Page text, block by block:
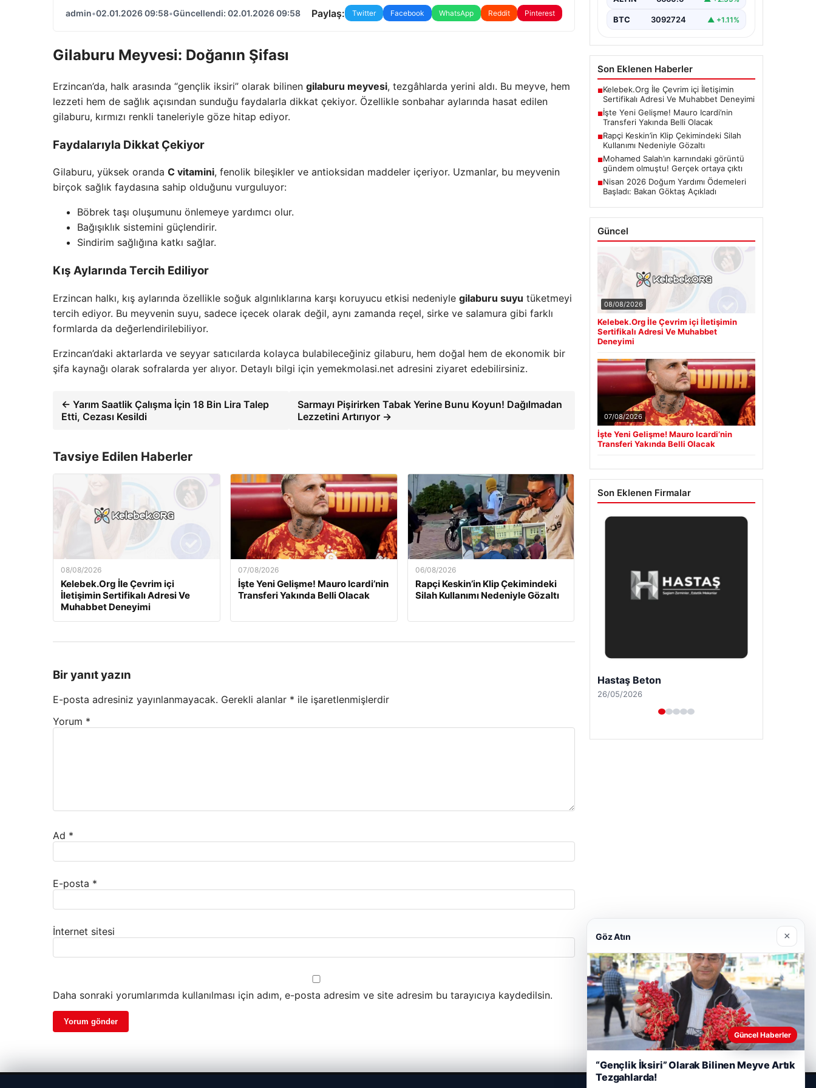
admin•02.01.2026 09:58•Güncellendi: 02.01.2026 09:58 Paylaş: Twitter Facebook WhatsApp Reddit Pinterest
Gilaburu Meyvesi: Doğanın Şifası
Erzincan’da, halk arasında “gençlik iksiri” olarak bilinen gilaburu meyvesi, tezgâhlarda yerini aldı. Bu meyve, hem
lezzeti hem de sağlık açısından sunduğu faydalarla dikkat çekiyor. Özellikle sonbahar aylarında hasat edilen
gilaburu, kırmızı renkli taneleriyle göze hitap ediyor.
Faydalarıyla Dikkat Çekiyor
Gilaburu, yüksek oranda C vitamini, fenolik bileşikler ve antioksidan maddeler içeriyor. Uzmanlar, bu meyvenin
birçok sağlık faydasına sahip olduğunu vurguluyor:
Böbrek taşı oluşumunu önlemeye yardımcı olur.
Bağışıklık sistemini güçlendirir.
Sindirim sağlığına katkı sağlar.
Kış Aylarında Tercih Ediliyor
Erzincan halkı, kış aylarında özellikle soğuk algınlıklarına karşı koruyucu etkisi nedeniyle gilaburu suyu tüketmeyi
tercih ediyor. Bu meyvenin suyu, sadece içecek olarak değil, aynı zamanda reçel, sirke ve salamura gibi farklı
formlarda da değerlendirilebiliyor.
Erzincan’daki aktarlarda ve seyyar satıcılarda kolayca bulabileceğiniz gilaburu, hem doğal hem de ekonomik bir
şifa kaynağı olarak sofralarda yer alıyor. Detaylı bilgi için yemekmolasi.net adresini ziyaret edebilirsiniz.
← Yarım Saatlik Çalışma İçin 18 Bin Lira Talep
Etti, Cezası Kesildi
Sarmayı Pişirirken Tabak Yerine Bunu Koyun! Dağılmadan
Lezzetini Artırıyor →
Tavsiye Edilen Haberler
08/08/2026
Kelebek.Org İle Çevrim içi
İletişimin Sertifikalı Adresi Ve
Muhabbet Deneyimi
07/08/2026
İşte Yeni Gelişme! Mauro Icardi’nin
Transferi Yakında Belli Olacak
06/08/2026
Rapçi Keskin’in Klip Çekimindeki
Silah Kullanımı Nedeniyle Gözaltı
Bir yanıt yazın
E-posta adresiniz yayınlanmayacak. Gerekli alanlar * ile işaretlenmişlerdir
Yorum *
Ad *
E-posta *
İnternet sitesi
Daha sonraki yorumlarımda kullanılması için adım, e-posta adresim ve site adresim bu tarayıcıya kaydedilsin.
yeni adresini…
BTC 3092724 ▲ +1.11%
Son Eklenen Haberler
■Kelebek.Org İle Çevrim içi İletişimin
Sertifikalı Adresi Ve Muhabbet Deneyimi
■İşte Yeni Gelişme! Mauro Icardi’nin
Transferi Yakında Belli Olacak
■Rapçi Keskin’in Klip Çekimindeki Silah
Kullanımı Nedeniyle Gözaltı
■Mohamed Salah’ın karnındaki görüntü
gündem olmuştu! Gerçek ortaya çıktı
■Nisan 2026 Doğum Yardımı Ödemeleri
Başladı: Bakan Göktaş Açıkladı
Güncel
08/08/2026
Kelebek.Org İle Çevrim içi İletişimin
Sertifikalı Adresi Ve Muhabbet
Deneyimi
07/08/2026
İşte Yeni Gelişme! Mauro Icardi’nin
Transferi Yakında Belli Olacak
Son Eklenen Firmalar
Enes Kaplan Avukatlık Bürosu
28/04/2026
Göz Atın ×
Güncel Haberler
“Gençlik İksiri” Olarak Bilinen Meyve Artık
Tezgahlarda!